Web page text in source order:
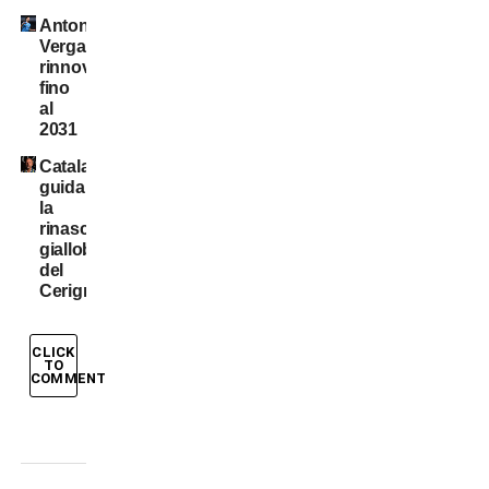
Antonio
Vergara,
rinnovo
fino
al
2031
Catalano
guida
la
rinascita
gialloblù
del
Cerignola
CLICK
TO
COMMENT